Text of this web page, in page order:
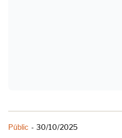
Públic - 30/10/2025